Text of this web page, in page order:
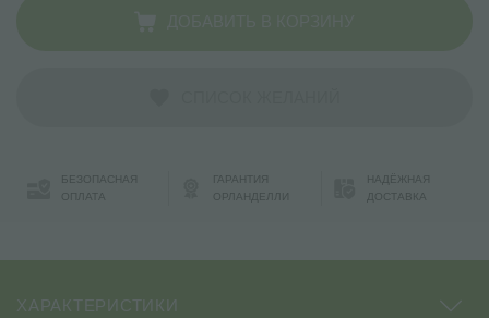
БЕЗОПАСНАЯ
ОПЛАТА
ГАРАНТИЯ
ОРЛАНДЕЛЛИ
НАДЁЖНАЯ
ДОСТАВКА
ХАРАКТЕРИСТИКИ